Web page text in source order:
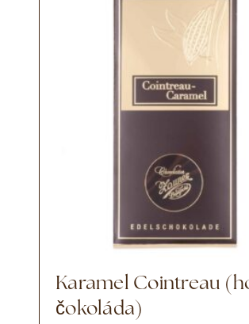
Karamel Cointreau (hořká
čokoláda)